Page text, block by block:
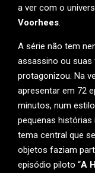
a ver com o
Voorhees.
A série não tem
assassino ou suas
protagonizou. Na
apresentar em 72
minutos, num
pequenas histórias
tema central que
objetos faziam
episódio piloto “A